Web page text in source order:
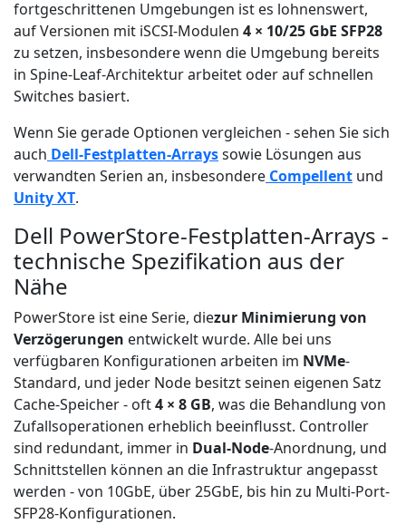
fortgeschrittenen Umgebungen ist es lohnenswert,
auf Versionen mit iSCSI-Modulen 4 × 10/25 GbE SFP28
zu setzen, insbesondere wenn die Umgebung bereits
in Spine-Leaf-Architektur arbeitet oder auf schnellen
Switches basiert.
Wenn Sie gerade Optionen vergleichen - sehen Sie sich
auch Dell-Festplatten-Arrayssowie Lösungen aus
verwandten Serien an, insbesondere Compellent und
Unity XT.
Dell PowerStore-Festplatten-Arrays -
technische Spezifikation aus der
Nähe
PowerStore ist eine Serie, diezur Minimierung von
Verzögerungen entwickelt wurde. Alle bei uns
verfügbaren Konfigurationen arbeiten im NVMe-
Standard, und jeder Node besitzt seinen eigenen Satz
Cache-Speicher - oft4 × 8 GB, was die Behandlung von
Zufallsoperationen erheblich beeinflusst. Controller
sind redundant, immer in Dual-Node-Anordnung, und
Schnittstellen können an die Infrastruktur angepasst
werden - von 10GbE, über 25GbE, bis hin zu Multi-Port-
SFP28-Konfigurationen.